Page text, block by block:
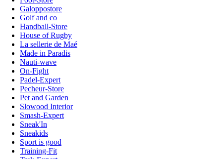
Galoppostore
Golf and co
Handball-Store
House of Rugby
La sellerie de Maé
Made in Paradis
Nauti-wave
On-Fight
Padel-Expert
Pecheur-Store
Pet and Garden
Slowood Interior
Smash-Expert
Sneak'In
Sneakids
Sport is good
Training-Fit